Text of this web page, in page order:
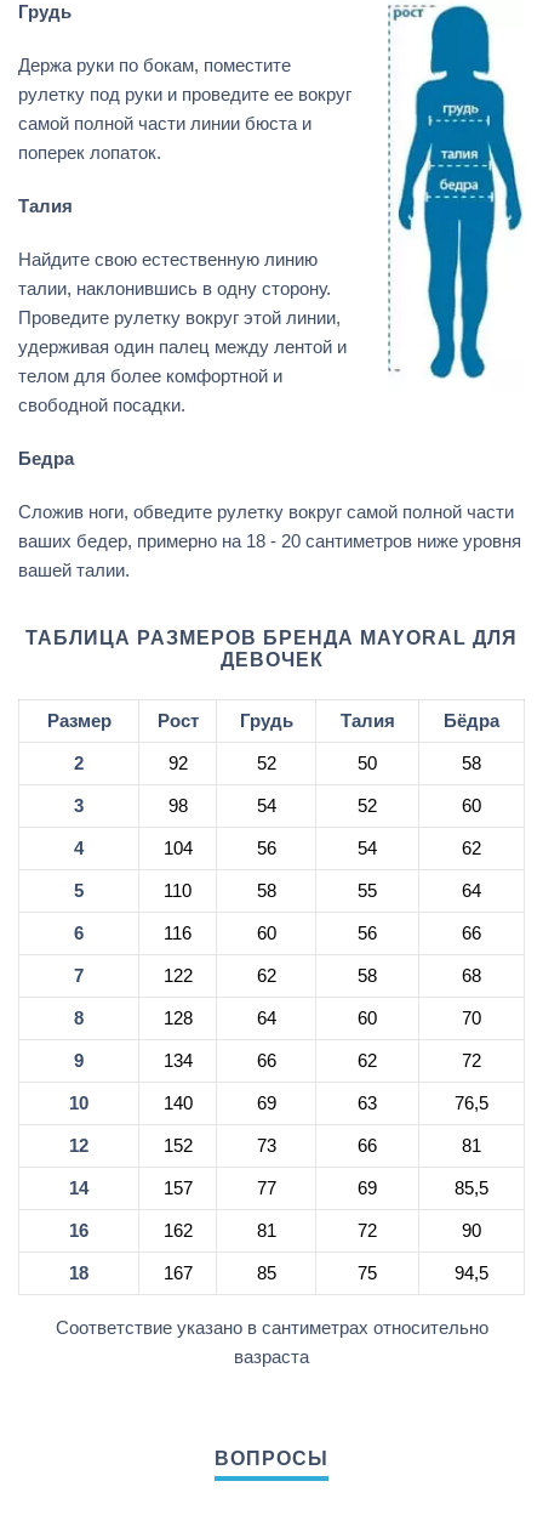
Грудь
Держа руки по бокам, поместите
рулетку под руки и проведите ее вокруг
самой полной части линии бюста и
поперек лопаток.
Талия
Найдите свою естественную линию
талии, наклонившись в одну сторону.
Проведите рулетку вокруг этой линии,
удерживая один палец между лентой и
телом для более комфортной и
свободной посадки.
Бедра
Сложив ноги, обведите рулетку вокруг самой полной части
ваших бедер, примерно на 18 - 20 сантиметров ниже уровня
вашей талии.
ТАБЛИЦА РАЗМЕРОВ БРЕНДА MAYORAL ДЛЯ
ДЕВОЧЕК
Размер Рост Грудь Талия Бёдра
2 92 52 50 58
3 98 54 52 60
4 104 56 54 62
5 110 58 55 64
6 116 60 56 66
7 122 62 58 68
8 128 64 60 70
9 134 66 62 72
10 140 69 63 76,5
12 152 73 66 81
14 157 77 69 85,5
16 162 81 72 90
18 167 85 75 94,5
Соответствие указано в сантиметрах относительно
вазраста